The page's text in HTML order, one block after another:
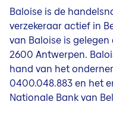
Contact & Service
Jobs
Baloise is de
verzekeraar actief in
van Baloise is
2600 Antwerpen.
hand van het
0400.048.883 en het
Nationale Bank van